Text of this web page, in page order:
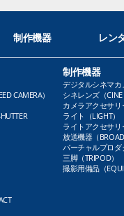
制作機器 レン
CAMERA）
制作機器
デジタルシネマカ
シネレンズ（CINE
カメラアクセサリ
ライト（LIGHT）
ライトアクセサリ
放送機器（
バーチャルプロダ
三脚（TRIPOD）
撮影用備品（